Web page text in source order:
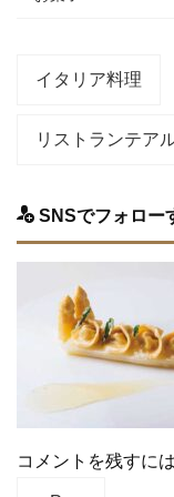
イタリア料理
リストランテア
SNSでフォロー
コメントを残すに